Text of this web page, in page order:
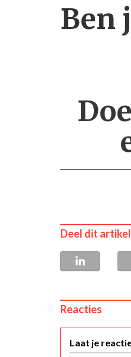
Ben
Deel dit artikel
Reacties
Laat je